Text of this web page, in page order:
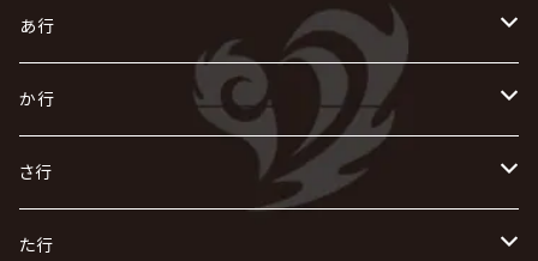
あ行
あ
R指定
AIOLIN
い
IKUO
う
か行
か
怪人二十面奏
き
さ行
さ
た行